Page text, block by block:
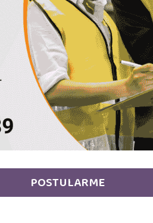
POSTULARME